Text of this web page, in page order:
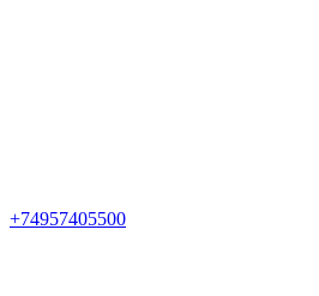
+74957405500